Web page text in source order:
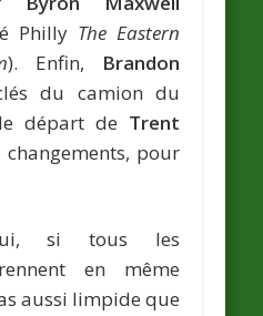
Philly The Eastern
). Enfin, Brandon
du camion du
départ de Trent
changements, pour
si tous les
en même
aussi limpide que